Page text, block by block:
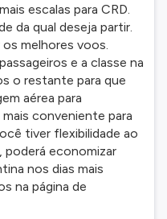
escalas para CRD.
da qual deseja partir.
melhores voos.
e a classe na
o restante para que
aérea para
conveniente para
tiver flexibilidade ao
poderá economizar
nos dias mais
na página de